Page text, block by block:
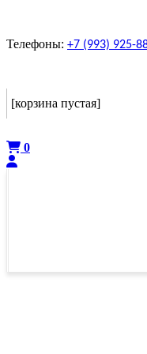
Телефоны: +7 (993) 925-
[корзина пустая]
0